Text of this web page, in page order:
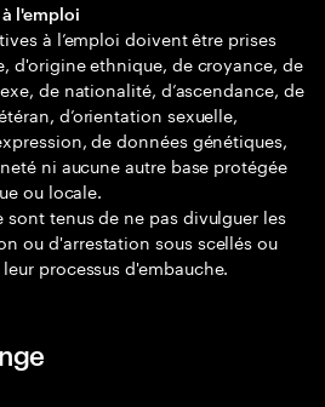
l'emploi
à l’emploi doivent être prises
d'origine ethnique, de croyance, de
de nationalité, d’ascendance, de
d’orientation sexuelle,
de données génétiques,
ni aucune autre base protégée
ou locale.
sont tenus de ne pas divulguer les
ou d'arrestation sous scellés ou
processus d'embauche.